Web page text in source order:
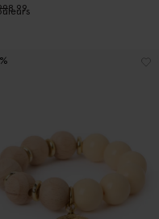
8.99